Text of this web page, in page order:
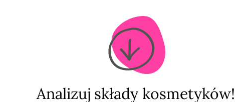
Analizuj składy kosmetyków!